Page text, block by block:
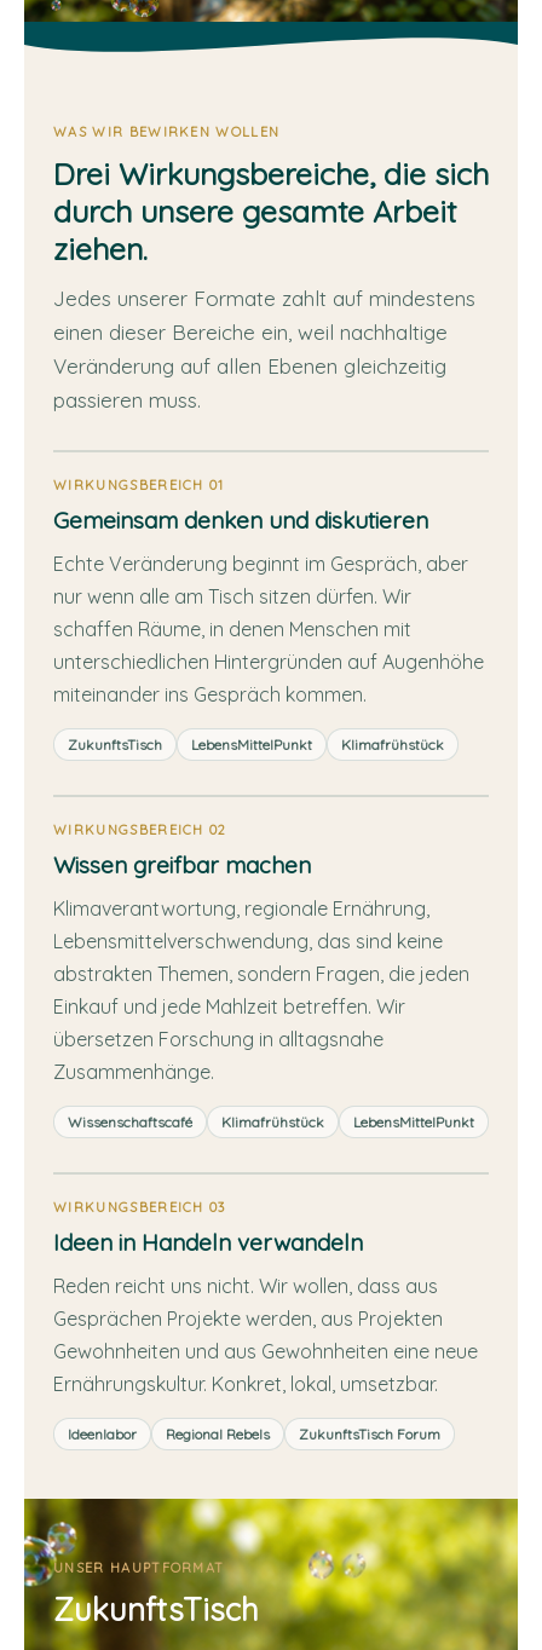
Wissenschafts Café
Mitmachen
Termine
Platz nehmen
WAS WIR BEWIRKEN WOLLEN
Drei Wirkungsbereiche, die sich
durch unsere gesamte Arbeit
ziehen.
Jedes unserer Formate zahlt auf mindestens
einen dieser Bereiche ein, weil nachhaltige
Veränderung auf allen Ebenen gleichzeitig
passieren muss.
WIRKUNGSBEREICH 01
Gemeinsam denken und diskutieren
Echte Veränderung beginnt im Gespräch, aber
nur wenn alle am Tisch sitzen dürfen. Wir
schaffen Räume, in denen Menschen mit
unterschiedlichen Hintergründen auf Augenhöhe
miteinander ins Gespräch kommen.
ZukunftsTisch LebensMittelPunkt Klimafrühstück
WIRKUNGSBEREICH 02
Wissen greifbar machen
Klimaverantwortung, regionale Ernährung,
Lebensmittelverschwendung, das sind keine
abstrakten Themen, sondern Fragen, die jeden
Einkauf und jede Mahlzeit betreffen. Wir
übersetzen Forschung in alltagsnahe
Zusammenhänge.
Wissenschaftscafé Klimafrühstück LebensMittelPunkt
WIRKUNGSBEREICH 03
Ideen in Handeln verwandeln
Reden reicht uns nicht. Wir wollen, dass aus
Gesprächen Projekte werden, aus Projekten
Gewohnheiten und aus Gewohnheiten eine neue
Ernährungskultur. Konkret, lokal, umsetzbar.
Ideenlabor Regional Rebels ZukunftsTisch Forum
UNSER HAUPTFORMAT
ZukunftsTisch